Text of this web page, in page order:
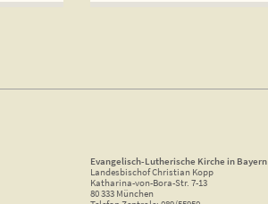
Evangelisch-Lutherische Kirche in Bayern
Landesbischof Christian Kopp
Katharina-von-Bora-Str. 7-13
80 333 München